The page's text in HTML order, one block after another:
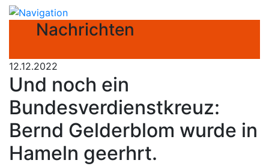
Nachrichten
12.12.2022
Und noch ein
Bundesverdienstkreuz:
Bernd Gelderblom wurde in
Hameln geerhrt.